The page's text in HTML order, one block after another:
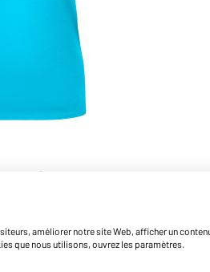
améliorer notre site Web, afficher un
que nous utilisons, ouvrez les paramètres.